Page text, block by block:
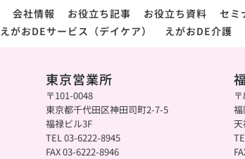
会社情報 お役立ち記事 お役立ち資料 セミ
えがおDEサービス（デイケア） えがおDE介護
東京営業所
〒101-0048
東京都千代田区神田司町2-7-5
福禄ビル3F
TEL 03-6222-8945
FAX 03-6222-8946